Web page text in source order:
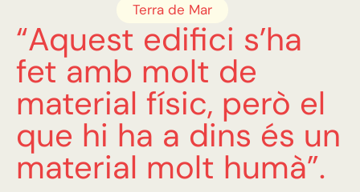
Terra de Mar
“Aquest edifici s’ha
fet amb molt de
material físic, però el
que hi ha a dins és un
material molt humà”.